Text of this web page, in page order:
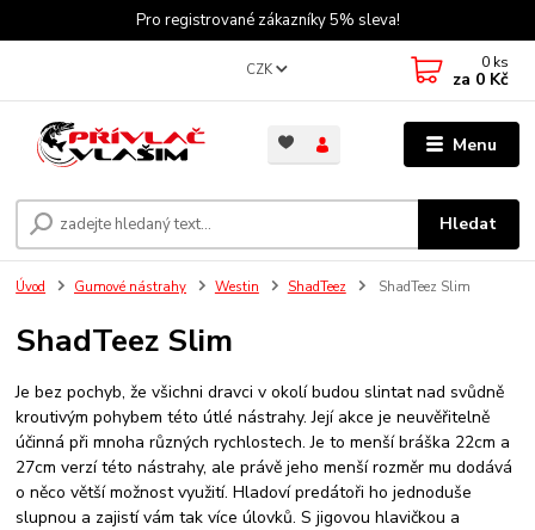
Pro registrované zákazníky 5% sleva!
Menu
CZK
Hledat
0 ks
za 0 Kč
Úvod Gumové nástrahy Westin ShadTeez ShadTeez Slim
ShadTeez Slim
Je bez pochyb, že všichni dravci v okolí budou slintat nad svůdně
kroutivým pohybem této útlé nástrahy. Její akce je neuvěřitelně
účinná při mnoha různých rychlostech. Je to menší bráška 22cm a
27cm verzí této nástrahy, ale právě jeho menší rozměr mu dodává
o něco větší možnost využití. Hladoví predátoři ho jednoduše
slupnou a zajistí vám tak více úlovků. S jigovou hlavičkou a